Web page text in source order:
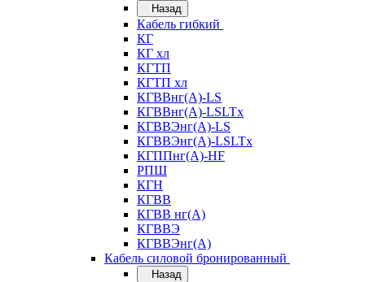
Назад
Кабель гибкий
КГ
КГ хл
КГТП
КГТП хл
КГВВнг(А)-LS
КГВВнг(А)-LSLTx
КГВВЭнг(А)-LS
КГВВЭнг(А)-LSLTx
КГППнг(А)-HF
РПШ
КГН
КГВВ
КГВВ нг(А)
КГВВЭ
КГВВЭнг(А)
Кабель силовой бронированный
Назад